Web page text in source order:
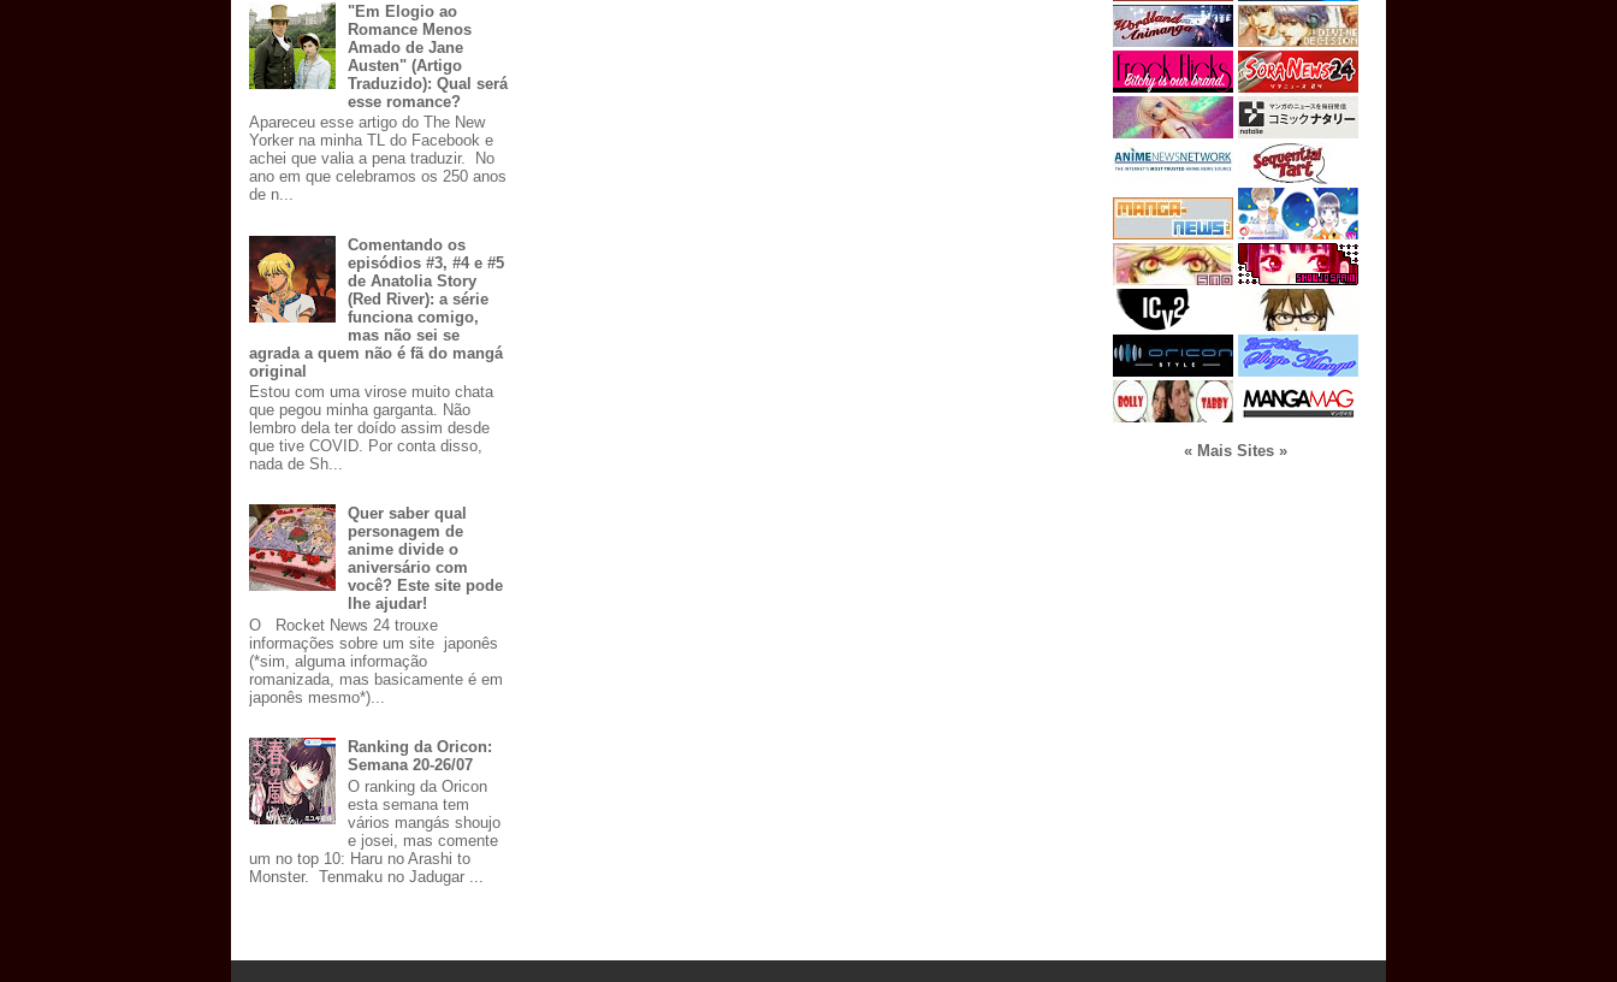
"Em Elogio ao
Romance Menos
Amado de Jane
Austen" (Artigo
Traduzido): Qual será
esse romance?
Apareceu esse artigo do The New
Yorker na minha TL do Facebook e
achei que valia a pena traduzir. No
ano em que celebramos os 250 anos
de n...
Comentando os
episódios #3, #4 e #5
de Anatolia Story
(Red River): a série
funciona comigo,
mas não sei se
agrada a quem não é fã do mangá
original
Estou com uma virose muito chata
que pegou minha garganta. Não
lembro dela ter doído assim desde
que tive COVID. Por conta disso,
nada de Sh...
Quer saber qual
personagem de
anime divide o
aniversário com
você? Este site pode
lhe ajudar!
O Rocket News 24 trouxe
informações sobre um site japonês
(*sim, alguma informação
romanizada, mas basicamente é em
japonês mesmo*)...
Ranking da Oricon:
Semana 20-26/07
O ranking da Oricon
esta semana tem
vários mangás shoujo
e josei, mas comente
um no top 10: Haru no Arashi to
Monster. Tenmaku no Jadugar ...
« Mais Sites »